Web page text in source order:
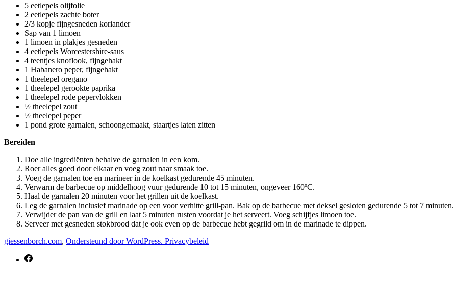
5 eetlepels olijfolie
2 eetlepels zachte boter
2/3 kopje fijngesneden koriander
Sap van 1 limoen
1 limoen in plakjes gesneden
4 eetlepels Worcestershire-saus
4 teentjes knoflook, fijngehakt
1 Habanero peper, fijngehakt
1 theelepel oregano
1 theelepel gerookte paprika
1 theelepel rode pepervlokken
½ theelepel zout
½ theelepel peper
1 pond grote garnalen, schoongemaakt, staartjes laten zitten
Bereiden
Doe alle ingrediënten behalve de garnalen in een kom.
Roer alles goed door elkaar en voeg zout naar smaak toe.
Voeg de garnalen toe en marineer in de koelkast gedurende 45 minuten.
Verwarm de barbecue op middelhoog vuur gedurende 10 tot 15 minuten, ongeveer 160ºC.
Haal de garnalen 20 minuten voor het grillen uit de koelkast.
Leg de garnalen inclusief marinade op een voor verhitte grill-pan. Bak op de barbecue met deksel gesloten gedurende 5 tot 7 minuten.
Verwijder de pan van de grill en laat 5 minuten rusten voordat je het serveert. Voeg schijfjes limoen toe.
Serveer met gesneden stokbrood dat je ook even op de barbecue hebt gegrild om in de marinade te dippen.
giessenborch.com, Ondersteund door WordPress. Privacybeleid